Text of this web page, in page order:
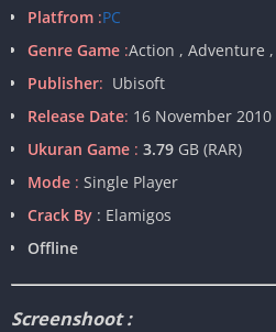
Platfrom :PC
Genre Game :Action , Adventure
Publisher: Ubisoft
Release Date: 16 November 2010
Ukuran Game : 3.79 GB (RAR)
Mode : Single Player
Crack By : Elamigos
Offline
Screenshoot :